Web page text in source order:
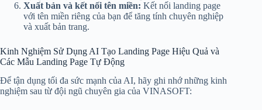
Xuất bản và kết nối tên miền: Kết nối landing page
với tên miền riêng của bạn để tăng tính chuyên nghiệp
và xuất bản trang.
Kinh Nghiệm Sử Dụng AI Tạo Landing Page Hiệu Quả và
Các Mẫu Landing Page Tự Động
Để tận dụng tối đa sức mạnh của AI, hãy ghi nhớ những kinh
nghiệm sau từ đội ngũ chuyên gia của VINASOFT: